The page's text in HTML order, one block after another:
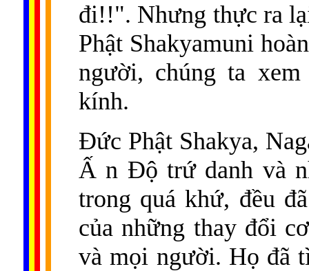
đi!!". Nhưng thực ra
Phật Shakyamuni
người, chúng ta
kính.
Đức Phật Shakya,
Ấ n Độ trứ danh và
trong quá khứ, đều
của những thay đổi
và mọi người. Họ đã